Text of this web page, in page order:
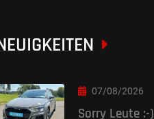
07/08/2026
Sorry Leute :-)